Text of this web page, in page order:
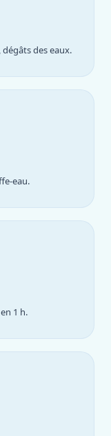
des eaux.
eau.
1 h.